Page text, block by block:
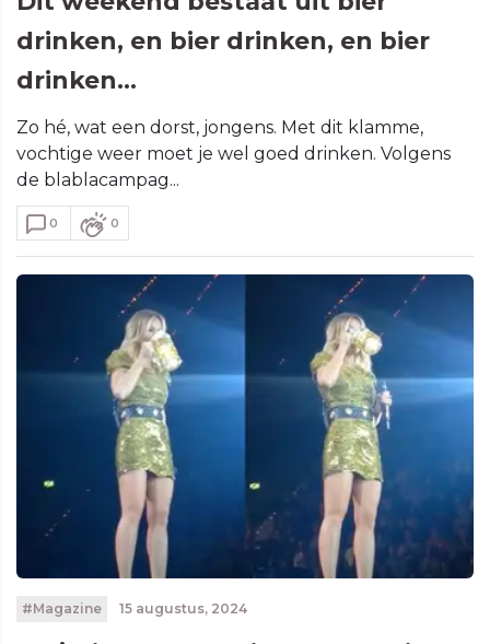
drinken, en bier drinken, en bier
drinken...
Zo hé, wat een dorst, jongens. Met dit klamme,
vochtige weer moet je wel goed drinken. Volgens
de blablacampag...
0 0
#Magazine 15 augustus, 2024